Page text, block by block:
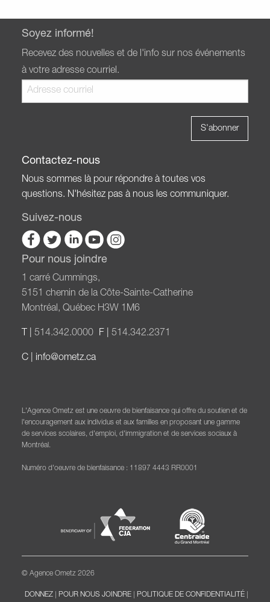
Soyez informé!
Recevez des nouvelles et de l'info sur nos événements
à votre adresse courriel.
Contactez-nous
Nous sommes là pour répondre à toutes vos
questions. N'hésitez pas à nous les communiquer.
Suivez-nous
Pour nous joindre
1 carré Cummings,
5151 chemin de la Côte-Sainte-Catherine
Montréal, Québec H3W 1M6
T | 514.342.0000 F | 514.342.2371
C | info@ometz.ca
L'Agence Ometz est une oeuvre de bienfaisance qui offre du soutien et de
l'encouragement aux individus et aux familles en proposant une gamme
de services scolaires, d'emploi, d'immigration et de services sociaux à
Montréal.
Numéro d'oeuvre de bienfaisance : 11897 4443 RR0001
© Agence Ometz 2026
DONNEZ POUR NOUS JOINDRE POLITIQUE DE CONFIDENTIALITÉ